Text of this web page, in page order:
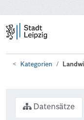
Kategorien
Datensätze